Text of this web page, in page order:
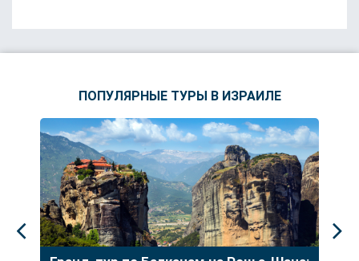
ПОПУЛЯРНЫЕ ТУРЫ В ИЗРАИЛЕ